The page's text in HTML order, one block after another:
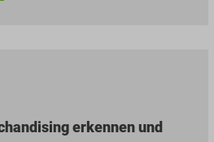
erkennen und